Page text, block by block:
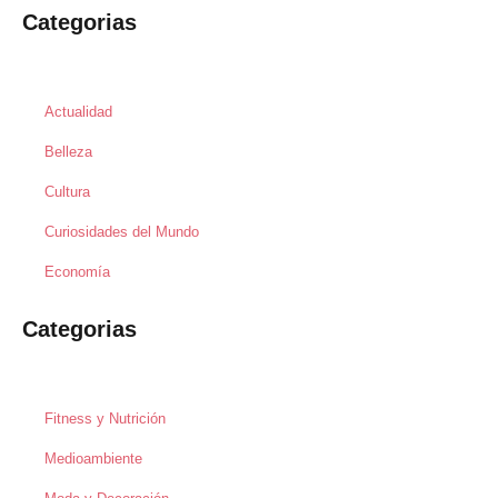
Categorias
Actualidad
Belleza
Cultura
Curiosidades del Mundo
Economía
Categorias
Fitness y Nutrición
Medioambiente